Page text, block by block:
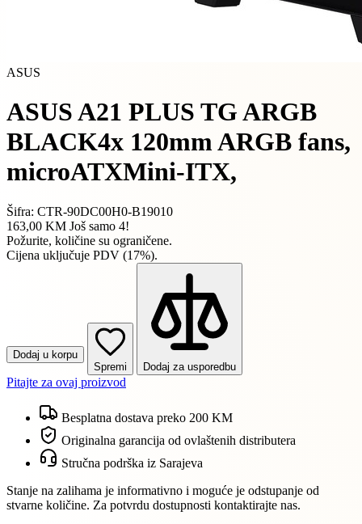
ASUS
ASUS A21 PLUS TG ARGB
BLACK4x 120mm ARGB fans,
microATXMini-ITX,
Šifra: CTR-90DC00H0-B19010
163,00 KM Još samo 4!
Požurite, količine su ograničene.
Cijena uključuje PDV (17%).
Dodaj u korpu
Spremi
Dodaj za usporedbu
Pitajte za ovaj proizvod
Besplatna dostava preko 200 KM
Originalna garancija od ovlaštenih distributera
Stručna podrška iz Sarajeva
Stanje na zalihama je informativno i moguće je odstupanje od
stvarne količine. Za potvrdu dostupnosti kontaktirajte nas.